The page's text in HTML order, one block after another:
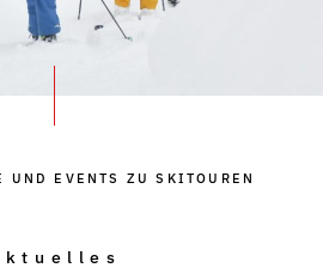
UND EVENTS ZU SKITOUREN